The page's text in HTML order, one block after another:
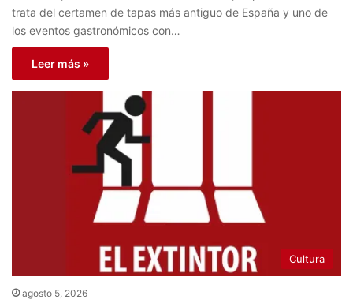
trata del certamen de tapas más antiguo de España y uno de
los eventos gastronómicos con…
Leer más »
Cultura
agosto 5, 2026